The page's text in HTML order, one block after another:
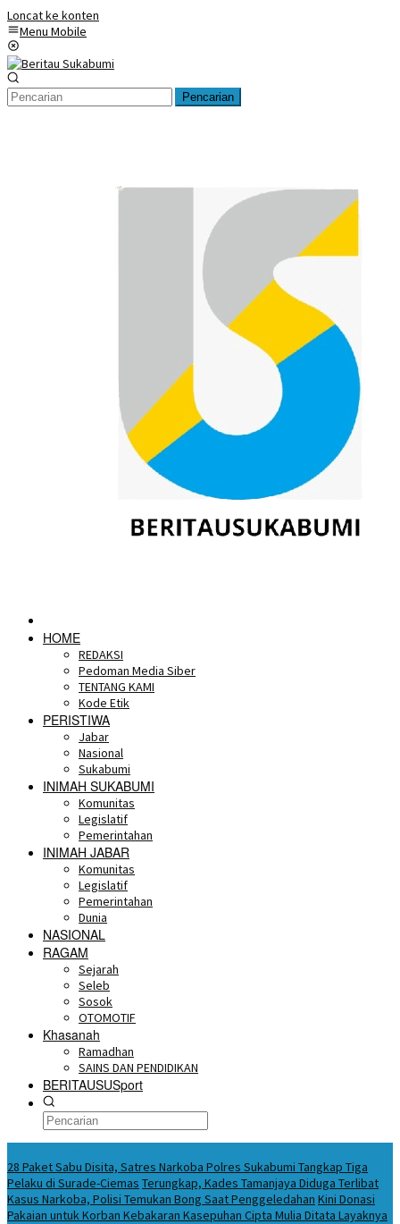
Loncat ke konten
Menu Mobile
Pencarian
HOME
REDAKSI
Pedoman Media Siber
TENTANG KAMI
Kode Etik
PERISTIWA
Jabar
Nasional
Sukabumi
INIMAH SUKABUMI
Komunitas
Legislatif
Pemerintahan
INIMAH JABAR
Komunitas
Legislatif
Pemerintahan
Dunia
NASIONAL
RAGAM
Sejarah
Seleb
Sosok
OTOMOTIF
Khasanah
Ramadhan
SAINS DAN PENDIDIKAN
BERITAUSUSport
28 Paket Sabu Disita, Satres Narkoba Polres Sukabumi Tangkap Tiga
Pelaku di Surade-Ciemas Terungkap, Kades Tamanjaya Diduga Terlibat
Kasus Narkoba, Polisi Temukan Bong Saat Penggeledahan Kini Donasi
Pakaian untuk Korban Kebakaran Kasepuhan Cipta Mulia Ditata Layaknya